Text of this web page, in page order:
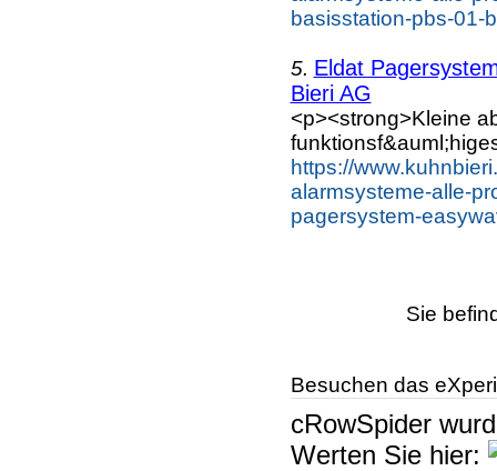
basisstation-pbs-01-
5. Eldat
Bieri AG
<p><strong>Kleine
https://
alarmsysteme-alle-
pagersystem-
Sie
Besuchen das
cRowSpider
Werten Sie hier: